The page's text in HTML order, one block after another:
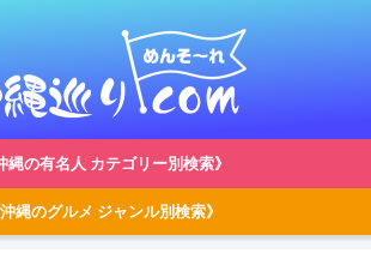
縄の有名人 カテゴリー別検索》
沖縄のグルメ ジャンル別検索》